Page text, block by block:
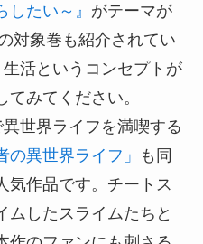
たい～』 がテーマが
対象巻も紹介されてい
活というコンセプトが
みてください。
世界ライフを満喫する
の異世界ライフ」
も同
気作品です。チートス
ムしたスライムたちと